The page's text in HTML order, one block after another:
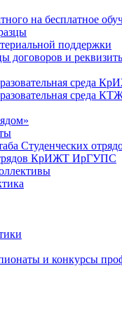
на бесплатное
поддержки
договоров и
среда
среда
Студенческих
КрИЖТ ИрГУПС
и конкурсы